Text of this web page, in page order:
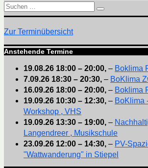
Suchen
nach:
Suchen
Zur Terminübersicht
Anstehende Termine
19.08.26 18:00 – 20:00, – Boklima
7.09.26 18:30 – 20:30, – BoKlima
16.09.26 18:00 – 20:00, – Boklima
19.09.26 10:30 – 12:30, – BoKlima
Workshop , VHS
19.09.26 13:30 – 19:00, –
Langendreer , Musikschule
23.09.26 12:00 – 14:30, – PV-
"Wattwanderung" in Stiepel